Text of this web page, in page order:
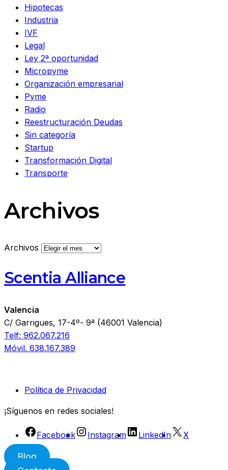
Hipotecas
Industria
IVF
Legal
Ley 2ª oportunidad
Micropyme
Organización empresarial
Pyme
Radio
Reestructuración Deudas
Sin categoría
Startup
Transformación Digital
Transporte
Archivos
Archivos
Scentia Alliance
Valencia
C/ Garrigues, 17-4º- 9ª (46001 Valencia)
Telf: 962.067.216
Móvil. 638.167.389
Política de Privacidad
¡Síguenos en redes sociales!
Facebook Instagram LinkedIn X
Blog